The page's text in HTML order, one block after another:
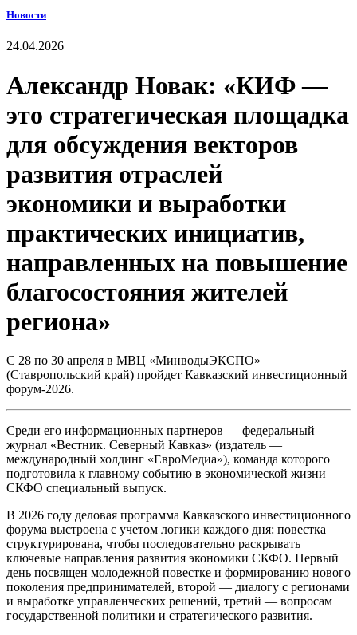
Новости
24.04.2026
Александр Новак: «КИФ —
это стратегическая площадка
для обсуждения векторов
развития отраслей
экономики и выработки
практических инициатив,
направленных на повышение
благосостояния жителей
региона»
С 28 по 30 апреля в МВЦ «МинводыЭКСПО»
(Ставропольский край) пройдет Кавказский инвестиционный
форум-2026.
Среди его информационных партнеров — федеральный
журнал «Вестник. Северный Кавказ» (издатель —
международный холдинг «ЕвроМедиа»), команда которого
подготовила к главному событию в экономической жизни
СКФО специальный выпуск.
В 2026 году деловая программа Кавказского инвестиционного
форума выстроена с учетом логики каждого дня: повестка
структурирована, чтобы последовательно раскрывать
ключевые направления развития экономики СКФО. Первый
день посвящен молодежной повестке и формированию нового
поколения предпринимателей, второй — диалогу с регионами
и выработке управленческих решений, третий — вопросам
государственной политики и стратегического развития.